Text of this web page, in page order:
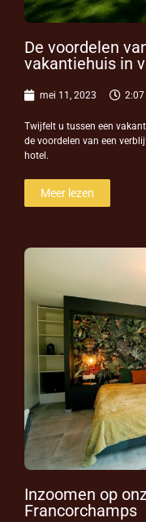
De voordelen
vakantiehuis in
mei 11, 2023
Twijfelt u tussen een
de voordelen van een
hotel.
Meer lezen
Inzoomen op
Francorchamps